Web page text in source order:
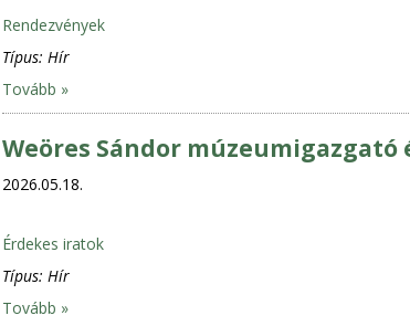
Rendezvények
Típus: Hír
Tovább »
Weöres Sándor
2026.05.18.
Érdekes iratok
Típus: Hír
Tovább »